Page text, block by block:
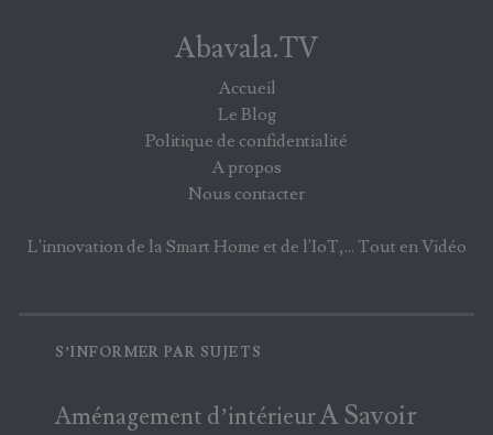
Abavala.TV
Accueil
Le Blog
Politique de confidentialité
A propos
Nous contacter
L'innovation de la Smart Home et de l'IoT,... Tout en Vidéo
S’INFORMER PAR SUJETS
Aménagement d’intérieurA Savoir